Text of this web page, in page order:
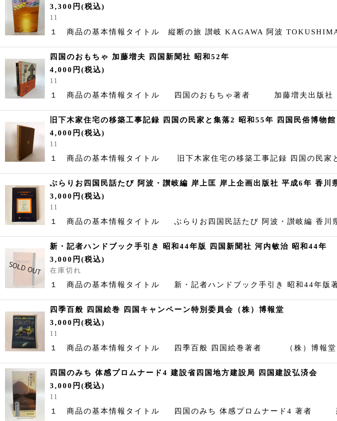
3,300 円 (税込)
11
１ 商品の基本情報タイトル 縦断の旅 讃岐 KAGAWA 阿波
四国のおもちゃ 加藤増夫 四国新聞社 昭和52年
4,000 円 (税込)
11
１ 商品の基本情報タイトル 四国のおもちゃ著者 加藤増夫出版
旧下木家住宅の移築工事記録 四国の民家と集落2 昭和55年 四国民俗博物
4,000 円 (税込)
11
１ 商品の基本情報タイトル 旧下木家住宅の移築工事記録 四国の
ぶらりお四国民話たび 阿波・讃岐編 岸上匡 岸上企画出版社 平成6年 香川
3,000 円 (税込)
11
１ 商品の基本情報タイトル ぶらりお四国民話たび 阿波・讃岐編
新・記者ハンドブック手引き 昭和44年版 四国新聞社 河内敏治 昭和44年
3,000 円 (税込)
在庫切れ
１ 商品の基本情報タイトル 新・記者ハンドブック手引き 昭和44
四季百般 四国絵巻 四国キャンペーン特別委員会（株）博報堂
3,000 円 (税込)
11
１ 商品の基本情報タイトル 四季百般 四国絵巻著者 （株）博報
四国のみち 体感プロムナード4 建設省四国地方建設局 四国建設弘済会
3,000 円 (税込)
11
１ 商品の基本情報タイトル 四国のみち 体感プロムナード4 著者